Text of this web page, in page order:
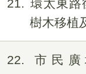
21
環太東路
樹木移植
22
市民